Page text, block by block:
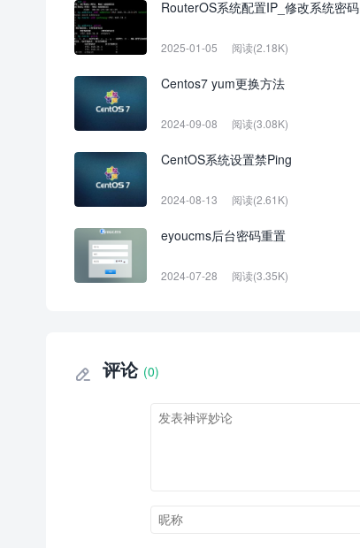
RouterOS系统配置IP_修改系统密码
2025-01-05 阅读(2.18K)
Centos7 yum更换方法
2024-09-08 阅读(3.08K)
CentOS系统设置禁Ping
2024-08-13 阅读(2.61K)
eyoucms后台密码重置
2024-07-28 阅读(3.35K)
 评论 (0)